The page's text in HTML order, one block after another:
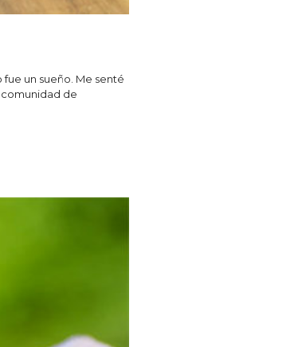
un sueño. Me senté
comunidad de